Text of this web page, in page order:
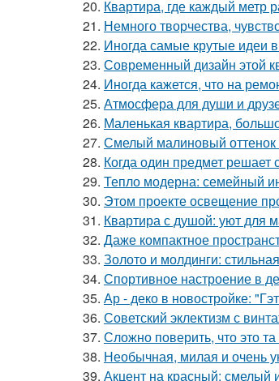
20. Квартира, где каждый метр
21. Немного творчества,
22. Иногда самые крутые идеи
23. Современный дизайн этой
24. Иногда кажется, что на
25. Атмосфера для души и
26. Маленькая квартира,
27. Смелый малиновый оттенок
28. Когда один предмет решает
29. Тепло модерна: семейный
30. Этом проекте освещение
31. Квартира с душой: уют для
32. Даже компактное
33. Золото и молдинги:
34. Спортивное настроение в
35. Ар - деко в новостройке:
36. Советский эклектизм с
37. Сложно поверить, что это
38. Необычная, милая и очень
39. Акцент на красный: смелый